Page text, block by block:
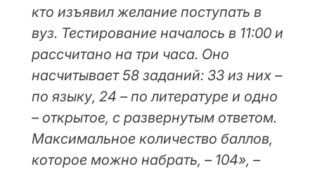
кто изъявил желание поступать в
вуз. Тестирование началось в 11:00 и
рассчитано на три часа. Оно
насчитывает 58 заданий: 33 из них –
по языку, 24 – по литературе и одно
– открытое, с развернутым ответом.
Максимальное количество баллов,
которое можно набрать, – 104», –